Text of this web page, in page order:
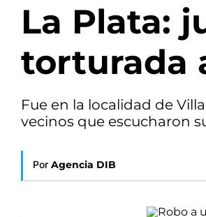
La Plata:
torturada
Fue en la localidad de
vecinos que escucharon
Por Agencia DIB